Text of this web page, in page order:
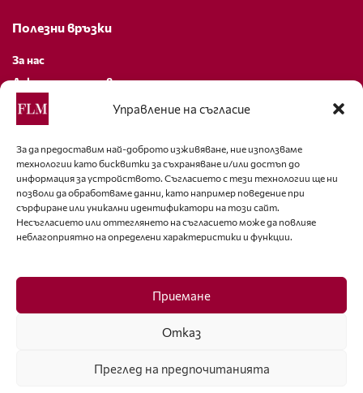
Управление на съгласие
За да предоставим най-доброто изживяване, ние използваме
технологии като бисквитки за съхраняване и/или достъп до
информация за устройството. Съгласието с тези технологии ще ни
позволи да обработваме данни, като например поведение при
сърфиране или уникални идентификатори на този сайт.
Несъгласието или оттеглянето на съгласието може да повлияе
неблагоприятно на определени характеристики и функции.
Приемане
Отказ
Преглед на предпочитанията
Полезни връзки
За нас
Декларация за поверителност
Политика за бисквитки
За контакти
editor@fashion-lifestyle.net
+359 88 227 33 47
Последвайте ни
Facebook
ISSN 1314-8915 Copyright © 2007-2025 Ot igla do konetz Ltd. & Fashion.bg